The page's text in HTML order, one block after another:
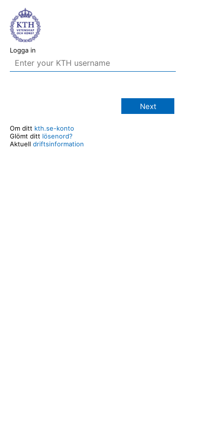
Logga in
Next
Om ditt kth.se-konto
Glömt ditt lösenord?
Aktuell driftsinformation